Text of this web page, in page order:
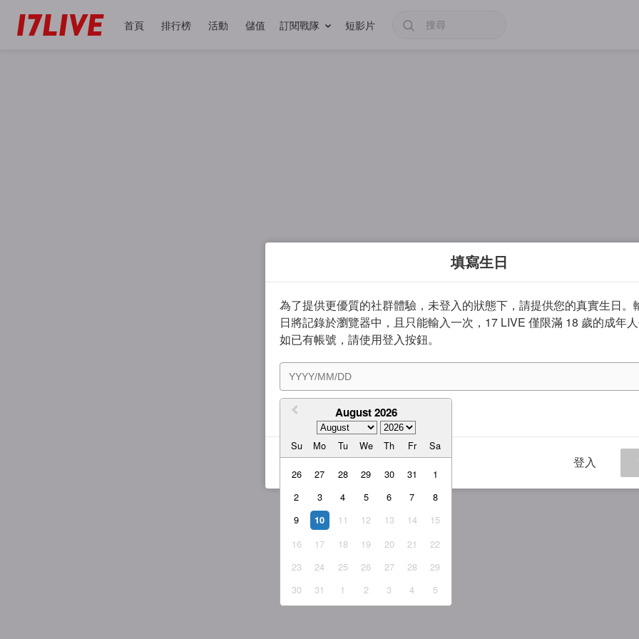
首頁 排行榜 活動 儲值 訂閱戰隊 短影片
填寫生日
為了提供更優質的社群體驗，未登入的狀態下，請提供您的真實生日。
日將記錄於瀏覽器中，且只能輸入一次，17 LIVE 僅限滿 18 歲的成年人
如已有帳號，請使用登入按鈕。
August 2026
Su Mo Tu We Th Fr Sa
26 27 28 29 30 31
1
2
3 4 5 6 7
8
9
10 11 12 13 14
15
16
17 18 19 20 21
22
23
24 25 26 27 28
29
30
31 1 2 3 4 5
我同意 服務條款與隱私權政策
登入